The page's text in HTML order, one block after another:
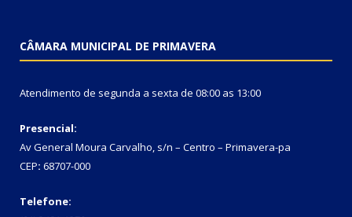
CÂMARA MUNICIPAL DE PRIMAVERA
Atendimento de segunda a sexta de 08:00 as 13:00
Presencial:
Av General Moura Carvalho, s/n – Centro – Primavera-pa
CEP: 68707-000
Telefone: